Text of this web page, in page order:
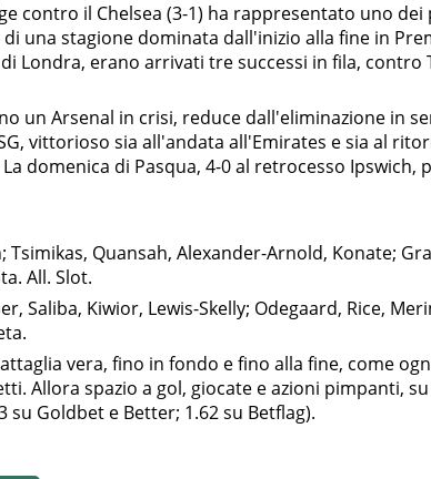
contro il Chelsea (3-1) ha rappresentato uno dei
una stagione dominata dall'inizio alla fine in
Londra, erano arrivati tre successi in fila, contro
un Arsenal in crisi, reduce dall'eliminazione in
vittorioso sia all'andata all'Emirates e sia al
domenica di Pasqua, 4-0 al retrocesso Ipswich,
Tsimikas, Quansah, Alexander-Arnold, Konate;
All. Slot.
Saliba, Kiwior, Lewis-Skelly; Odegaard, Rice,
vera, fino in fondo e fino alla fine, come
Allora spazio a gol, giocate e azioni pimpanti,
su Goldbet e Better; 1.62 su Betflag).